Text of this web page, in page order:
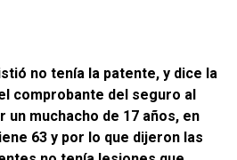
no tenía la patente, y dice la
comprobante del seguro al
un muchacho de 17 años, en
63 y por lo que dijeron las